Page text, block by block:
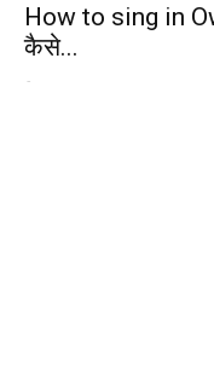
How to sing in
कैसे...
-